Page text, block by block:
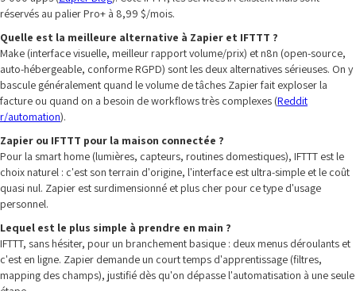
réservés au palier Pro+ à 8,99 $/mois.
Quelle est la meilleure alternative à Zapier et IFTTT ?
Make (interface visuelle, meilleur rapport volume/prix) et n8n (open-source,
auto-hébergeable, conforme RGPD) sont les deux alternatives sérieuses. On y
bascule généralement quand le volume de tâches Zapier fait exploser la
facture ou quand on a besoin de workflows très complexes (Reddit
r/automation).
Zapier ou IFTTT pour la maison connectée ?
Pour la smart home (lumières, capteurs, routines domestiques), IFTTT est le
choix naturel : c'est son terrain d'origine, l'interface est ultra-simple et le coût
quasi nul. Zapier est surdimensionné et plus cher pour ce type d'usage
personnel.
Lequel est le plus simple à prendre en main ?
IFTTT, sans hésiter, pour un branchement basique : deux menus déroulants et
c'est en ligne. Zapier demande un court temps d'apprentissage (filtres,
mapping des champs), justifié dès qu'on dépasse l'automatisation à une seule